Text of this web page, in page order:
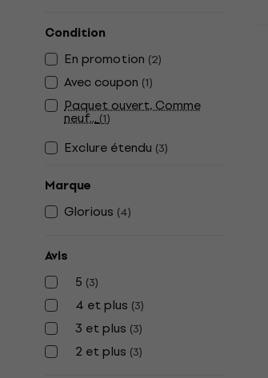
Condition
En promotion (2)
Avec coupon (1)
Paquet ouvert, Comme
neuf...(1)
Exclure étendu (3)
Marque
Glorious (4)
Avis
5 (3)
4 et plus (3)
3 et plus (3)
2 et plus (3)